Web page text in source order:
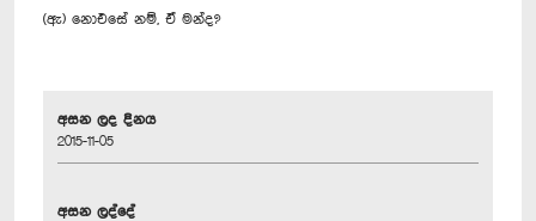
(ඇ) නොඑසේ නම්, ඒ මන්ද?
අසන ලද දිනය
2015-11-05
අසන ලද්දේ